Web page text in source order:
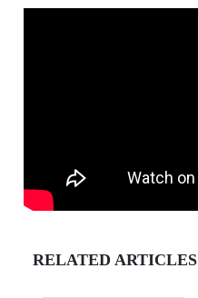
RELATED ARTICLES